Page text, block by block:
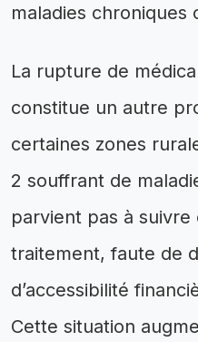
maladies chroniques
La rupture de
constitue un autre
certaines zones
2 souffrant de
parvient pas à
traitement, faute de
d’accessibilité
Cette situation